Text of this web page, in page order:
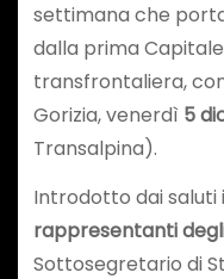
settimana che
dalla prima
transfrontaliera,
Gorizia, venerdì 5
Transalpina).
Introdotto dai saluti
rappresentanti
Sottosegretario di